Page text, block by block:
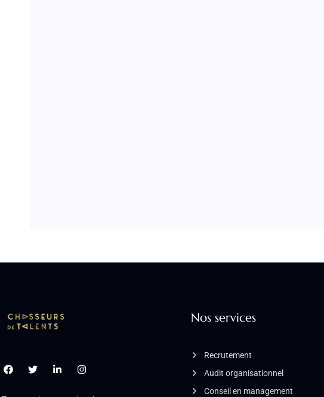
Nos services
Recrutement
Audit organisationnel
Conseil en management